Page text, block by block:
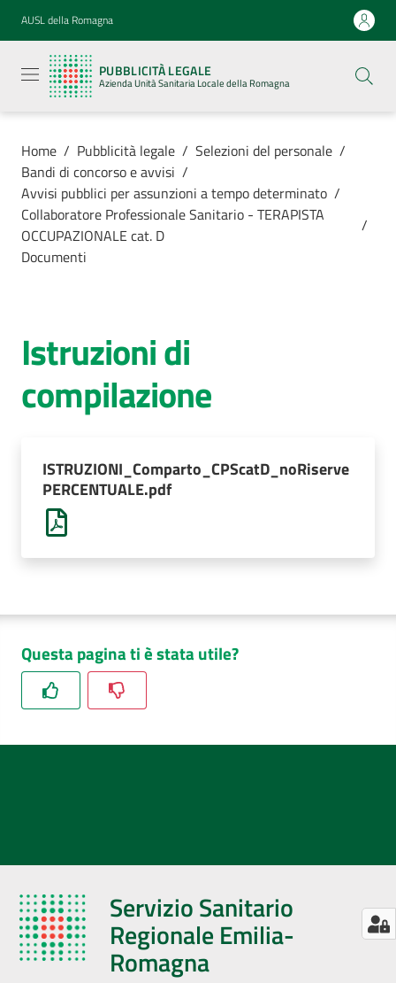
Vai al contenuto
Vai alla navigazione
Vai al footer
AUSL della Romagna
PUBBLICITÀ LEGALE
Azienda Unità Sanitaria Locale della Romagna
legale
Azienda
Unità
Locale della
Azienda
Luoghi di
cura
Home / Pubblicità legale / Selezioni del personale /
Bandi di concorso e avvisi /
Avvisi pubblici per assunzioni a tempo determinato /
Collaboratore Professionale Sanitario - TERAPISTA
OCCUPAZIONALE cat. D
/
Documenti
Istruzioni di
compilazione
ISTRUZIONI_Comparto_CPScatD_noRiserve
PERCENTUALE.pdf
Questa pagina ti è stata utile?
Servizio Sanitario
Regionale Emilia-
Romagna